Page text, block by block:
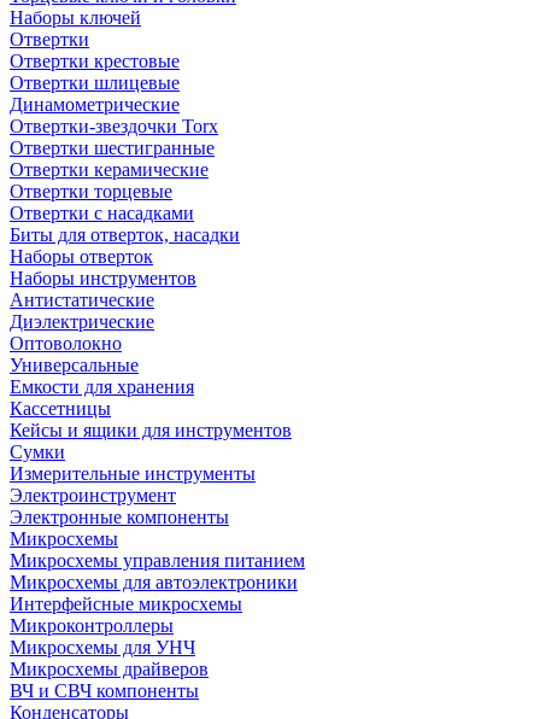
Наборы ключей
Отвертки
Отвертки крестовые
Отвертки шлицевые
Динамометрические
Отвертки-звездочки Torx
Отвертки шестигранные
Отвертки керамические
Отвертки торцевые
Отвертки с насадками
Биты для отверток, насадки
Наборы отверток
Наборы инструментов
Антистатические
Диэлектрические
Оптоволокно
Универсальные
Емкости для хранения
Кассетницы
Кейсы и ящики для инструментов
Сумки
Измерительные инструменты
Электроинструмент
Электронные компоненты
Микросхемы
Микросхемы управления питанием
Микросхемы для автоэлектроники
Интерфейсные микросхемы
Микроконтроллеры
Микросхемы для УНЧ
Микросхемы драйверов
ВЧ и СВЧ компоненты
Конденсаторы